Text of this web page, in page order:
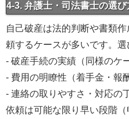
4-3. 弁護士・司法書士の選
自己破産は法的判断や書類
頼するケースが多いです。選
- 破産手続の実績（同様のケ
- 費用の明瞭性（着手金・報
- 連絡の取りやすさ・対応の
依頼は可能な限り早い段階